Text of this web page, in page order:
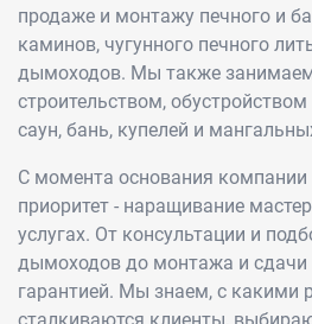
продаже и монтажу печного и
каминов, чугунного печного
дымоходов. Мы также
строительством,
саун, бань, купелей и
С момента основания
приоритет - наращивание
услугах. От консультации и
дымоходов до монтажа и сдачи
гарантией. Мы знаем, с какими